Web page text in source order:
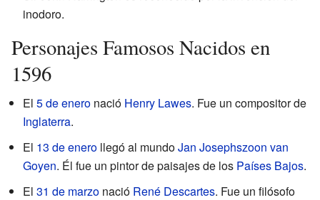
inodoro.
Personajes Famosos Nacidos en
1596
El 5 de enero nació Henry Lawes. Fue un compositor de
Inglaterra.
El 13 de enero llegó al mundoJan Josephszoon van
Goyen. Él fue un pintor de paisajes de los Países Bajos.
El 31 de marzo nació René Descartes. Fue un filósofo